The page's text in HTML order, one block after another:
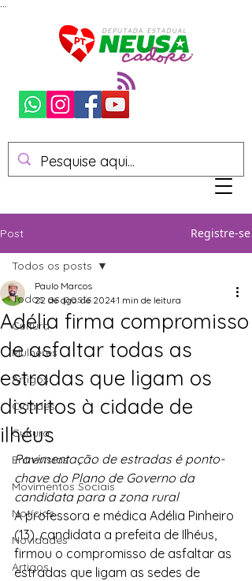
Post Registre-se
Todos os posts
Cultura
Mulheres
Artigos
Cidades
Cultura
Entrevistas
Movimentos Sociais
Notícias
Novidades
Artigos
Todos os posts
Adélia firma compromisso
de asfaltar todas as
estradas que ligam os
distritos à cidade de
ilhéus
Paulo Marcos
22 de ago. de 20241 min de leitura
Pavimentação de estradas é ponto-
chave do Plano de Governo da
candidata para a zona rural
A professora e médica Adélia Pinheiro
(13), candidata a prefeita de Ilhéus,
firmou o compromisso de asfaltar as
estradas que ligam as sedes de